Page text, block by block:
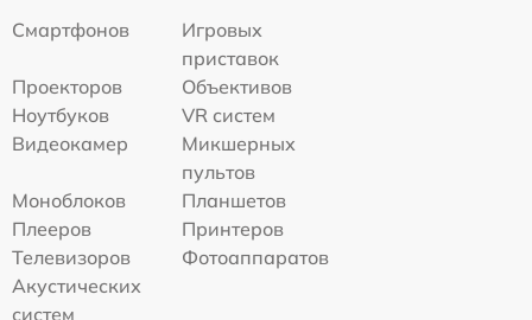
Смартфонов
Игровых
приставок
Проекторов
Объективов
Ноутбуков
VR систем
Видеокамер
Микшерных
пультов
Моноблоков
Планшетов
Плееров
Принтеров
Телевизоров
Фотоаппаратов
Акустических
систем